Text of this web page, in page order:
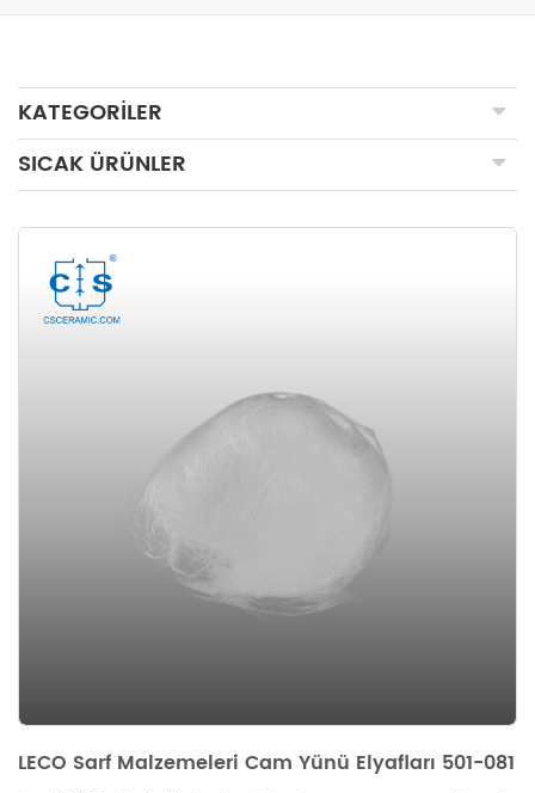
KATEGORILER
SICAK ÜRÜNLER
LECO Sarf Malzemeleri Cam Yünü Elyafları 501-081